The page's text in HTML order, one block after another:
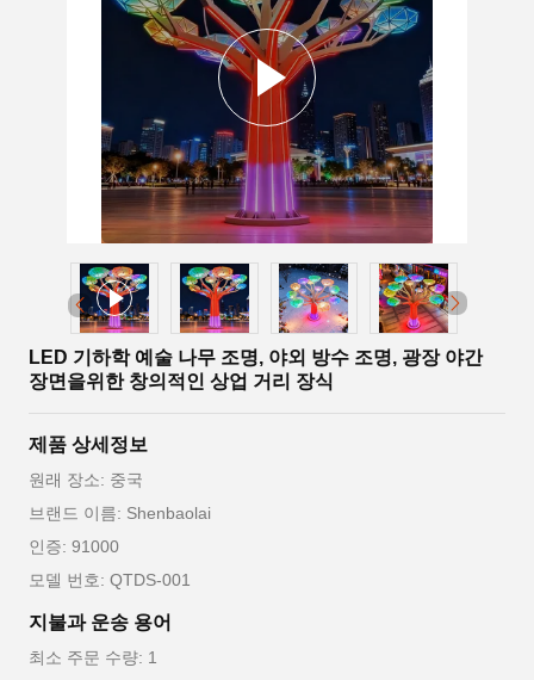
LED 기하학 예술 나무 조명, 야외 방수 조명, 광장 야간
장면을위한 창의적인 상업 거리 장식
제품 상세정보
원래 장소: 중국
브랜드 이름: Shenbaolai
인증: 91000
모델 번호: QTDS-001
지불과 운송 용어
최소 주문 수량: 1